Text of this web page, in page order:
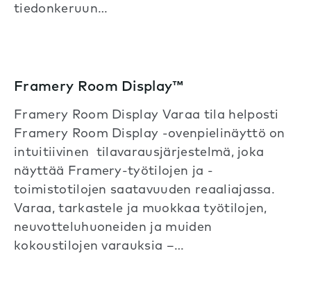
tiedonkeruun…
Framery Room Display™
Framery Room Display Varaa tila helposti
Framery Room Display -ovenpielinäyttö on
intuitiivinen tilavarausjärjestelmä, joka
näyttää Framery-työtilojen ja -
toimistotilojen saatavuuden reaaliajassa.
Varaa, tarkastele ja muokkaa työtilojen,
neuvotteluhuoneiden ja muiden
kokoustilojen varauksia –…